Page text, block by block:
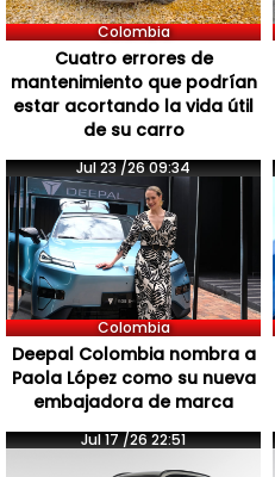
Colombia
Cuatro errores de
mantenimiento que podrían
estar acortando la vida útil
de su carro
Jul 23 /26 09:34
Colombia
Deepal Colombia nombra a
Paola López como su nueva
embajadora de marca
Jul 17 /26 22:51